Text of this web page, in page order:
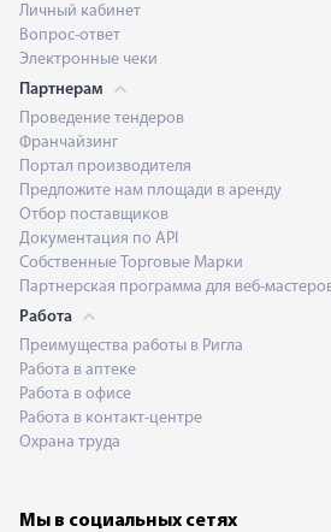
Личный кабинет
Вопрос-ответ
Электронные чеки
Партнерам
Проведение тендеров
Франчайзинг
Портал производителя
Предложите нам площади в аренду
Отбор поставщиков
Документация по API
Собственные Торговые Марки
Партнерская программа для веб-
Работа
Преимущества работы в Ригла
Работа в аптеке
Работа в офисе
Работа в контакт-центре
Охрана труда
Мы в социальных сетях